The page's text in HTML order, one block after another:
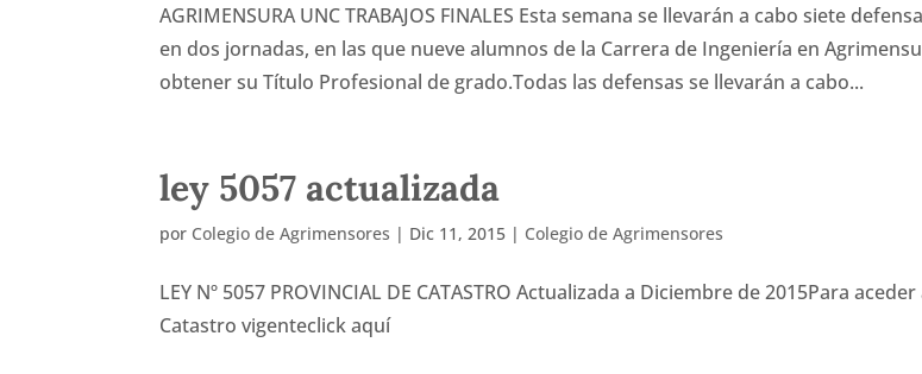
AGRIMENSURA UNC TRABAJOS FINALES Esta semana se llevarán a cabo siete
en dos jornadas, en las que nueve alumnos de la Carrera de Ingeniería en
obtener su Título Profesional de grado.Todas las defensas se llevarán a cabo...
ley 5057 actualizada
por Colegio de Agrimensores | Dic 11, 2015 | Colegio de Agrimensores
LEY Nº 5057 PROVINCIAL DE CATASTRO Actualizada a Diciembre de 2015Para
Catastro vigenteclick aquí